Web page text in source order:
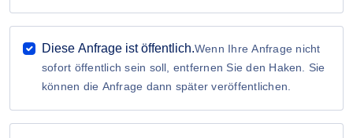
Diese Anfrage ist öffentlich.Wenn Ihre Anfrage nicht
sofort öffentlich sein soll, entfernen Sie den Haken. Sie
können die Anfrage dann später veröffentlichen.